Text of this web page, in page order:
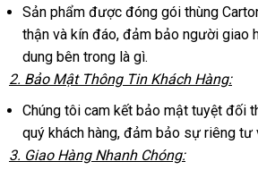
uy
tín
Sản phẩm mới
nhất
được đóng gói thùng
thận chính
hãng
và kín đáoshopee
, đảm bảo người giao
dung bên trong là gì.
2thanh
lý
. Bảo Mật Thông Tin Khách Hàng:
Chúng tôi cam kết bảo mật giá
bán
tuyệt đối
quý khách hàngnhập
khẩu
, đảm bảo sự địa
riêng tư
3nhập
. Giao Hàng Nhanh Chóng: